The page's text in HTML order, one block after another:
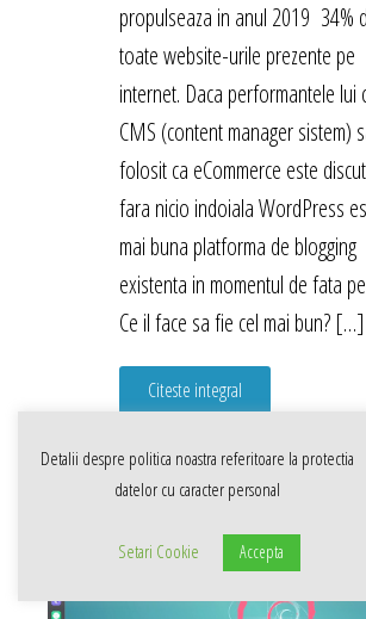
propulseaza in anul 2019 34%
toate website-urile prezente pe
internet. Daca performantele lui
CMS (content manager sistem)
folosit ca eCommerce este
fara nicio indoiala WordPress
mai buna platforma de blogging
existenta in momentul de fata
Ce il face sa fie cel mai bun? […]
Citeste integral
Detalii despre politica noastra referitoare la protectia
datelor cu caracter personal
Setari Cookie Accepta